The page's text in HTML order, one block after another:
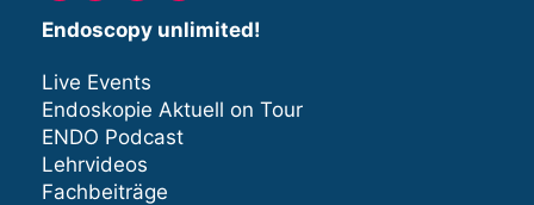
Endoscopy unlimited!
Live Events
Endoskopie Aktuell on Tour
ENDO Podcast
Lehrvideos
Fachbeiträge